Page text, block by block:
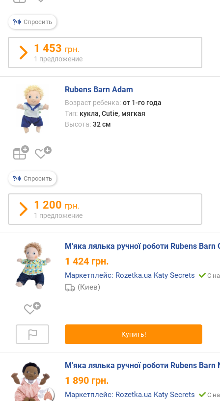
Спросить
1 453 грн.
1 предложение
Спросить
Rubens Barn Adam
Возраст ребенка: от 1-го года
Тип: кукла, Cutie, мягкая
Высота: 32 см
1 200 грн.
1 предложение
М'яка лялька ручної роботи Rubens Barn
1 424 грн.
Маркетплейс: Rozetka.ua Katy Secrets С
(Киев)
Купить!
М'яка лялька ручної роботи Rubens Barn
1 890 грн.
Маркетплейс: Rozetka.ua Katy Secrets С